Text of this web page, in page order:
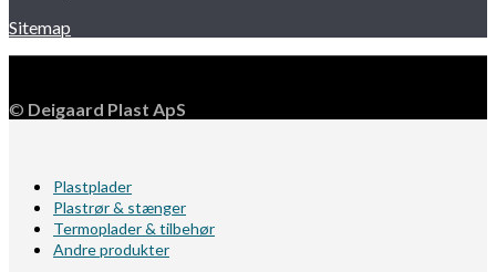
Sitemap
© Deigaard Plast ApS
Plastplader
Plastrør & stænger
Termoplader & tilbehør
Andre produkter